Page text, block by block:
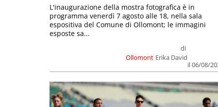
Ollomont
di
Erika David
il 06/08/
L'inaugurazione della mostra fotografica è in
programma venerdì 7 agosto alle 18, nella sala
espositiva del Comune di Ollomont; le immagini
esposte sa...